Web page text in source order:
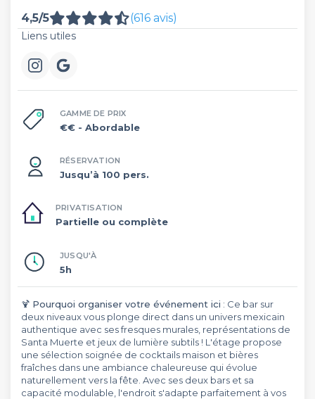
4,5/5 (616 avis)
Liens utiles
GAMME DE PRIX
€€ - Abordable
RÉSERVATION
Jusqu’à 100 pers.
PRIVATISATION
Partielle ou complète
JUSQU'À
5h
🍹 Pourquoi organiser votre événement ici : Ce bar sur
deux niveaux vous plonge direct dans un univers mexicain
authentique avec ses fresques murales, représentations de
Santa Muerte et jeux de lumière subtils ! L'étage propose
une sélection soignée de cocktails maison et bières
fraîches dans une ambiance chaleureuse qui évolue
naturellement vers la fête. Avec ses deux bars et sa
capacité modulable, l'endroit s'adapte parfaitement à vos